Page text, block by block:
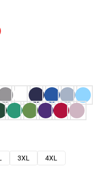
3XL
4XL